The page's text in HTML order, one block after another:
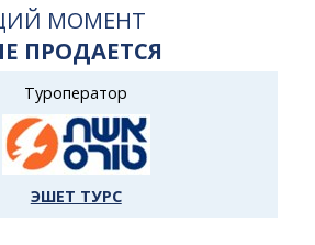
МОМЕНТ
ПРОДАЕТСЯ
Туроператор
ЭШЕТ ТУРС